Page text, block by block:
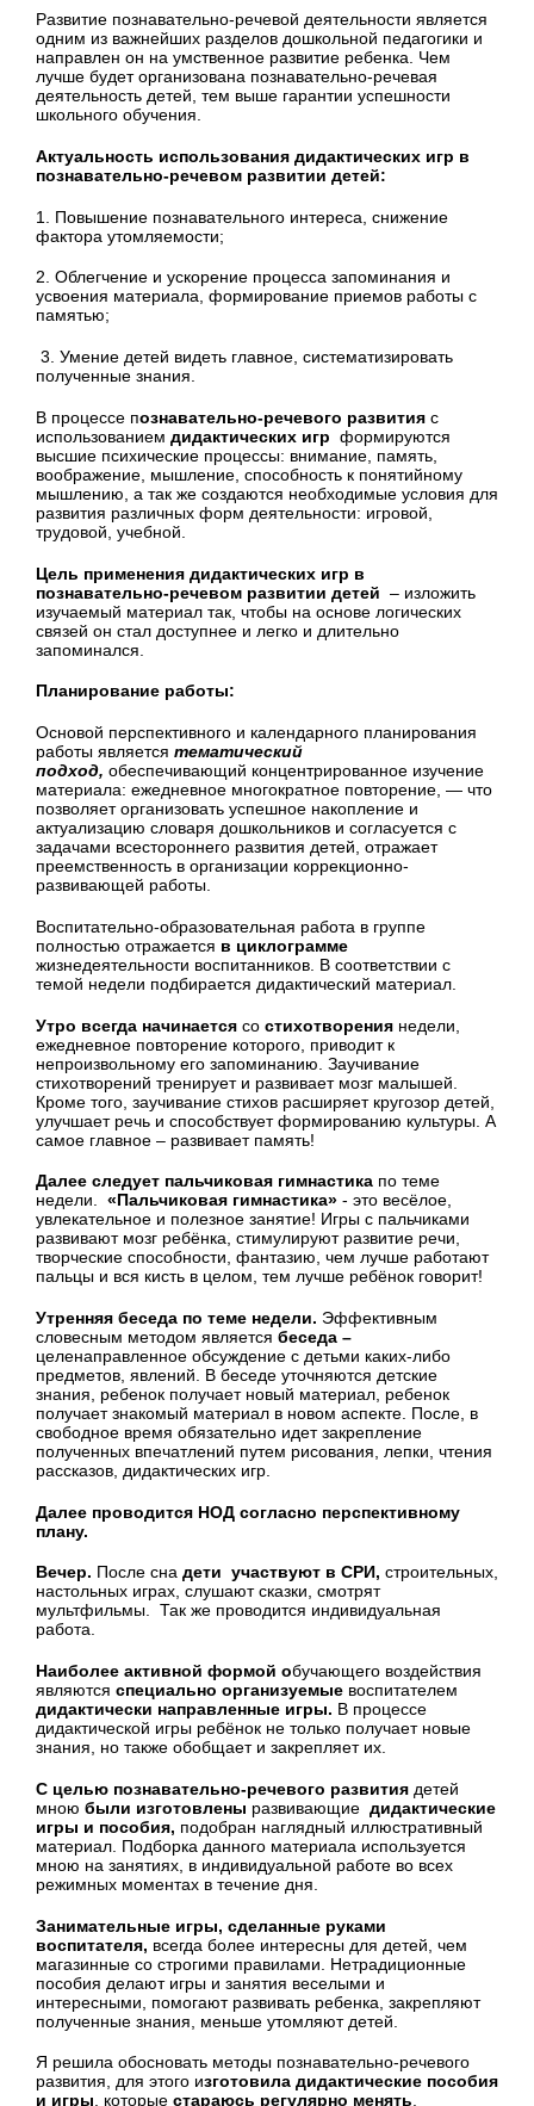
Развитие познавательно-речевой деятельности является
одним из важнейших разделов дошкольной педагогики и
направлен он на умственное развитие ребенка. Чем
лучше будет организована познавательно-речевая
деятельность детей, тем выше гарантии успешности
школьного обучения.
Актуальность использования дидактических игр в
познавательно-речевом развитии детей:
1. Повышение познавательного интереса, снижение
фактора утомляемости;
2. Облегчение и ускорение процесса запоминания и
усвоения материала, формирование приемов работы с
памятью;
3. Умение детей видеть главное, систематизировать
полученные знания.
В процессе познавательно-речевого развития с
использованием дидактических игр формируются
высшие психические процессы: внимание, память,
воображение, мышление, способность к понятийному
мышлению, а так же создаются необходимые условия для
развития различных форм деятельности: игровой,
трудовой, учебной.
Цель применения дидактических игр в
познавательно-речевом развитии детей – изложить
изучаемый материал так, чтобы на основе логических
связей он стал доступнее и легко и длительно
запоминался.
Планирование работы:
Основой перспективного и календарного планирования
работы является тематический
подход, обеспечивающий концентрированное изучение
материала: ежедневное многократное повторение, — что
позволяет организовать успешное накопление и
актуализацию словаря дошкольников и согласуется с
задачами всестороннего развития детей, отражает
преемственность в организации коррекционно-
развивающей работы.
Воспитательно-образовательная работа в группе
полностью отражается в циклограмме
жизнедеятельности воспитанников. В соответствии с
темой недели подбирается дидактический материал.
Утро всегда начинается со стихотворения недели,
ежедневное повторение которого, приводит к
непроизвольному его запоминанию. Заучивание
стихотворений тренирует и развивает мозг малышей.
Кроме того, заучивание стихов расширяет кругозор детей,
улучшает речь и способствует формированию культуры. А
самое главное – развивает память!
Далее следует пальчиковая гимнастика по теме
недели. «Пальчиковая гимнастика» - это весёлое,
увлекательное и полезное занятие! Игры с пальчиками
развивают мозг ребёнка, стимулируют развитие речи,
творческие способности, фантазию, чем лучше работают
пальцы и вся кисть в целом, тем лучше ребёнок говорит!
Утренняя беседа по теме недели. Эффективным
словесным методом является беседа –
целенаправленное обсуждение с детьми каких-либо
предметов, явлений. В беседе уточняются детские
знания, ребенок получает новый материал, ребенок
получает знакомый материал в новом аспекте. После, в
свободное время обязательно идет закрепление
полученных впечатлений путем рисования, лепки, чтения
рассказов, дидактических игр.
Далее проводится НОД согласно перспективному
плану.
Вечер. После сна дети участвуют в СРИ, строительных,
настольных играх, слушают сказки, смотрят
мультфильмы. Так же проводится индивидуальная
работа.
Наиболее активной формой обучающего воздействия
являются специально организуемые воспитателем
дидактически направленные игры. В процессе
дидактической игры ребёнок не только получает новые
знания, но также обобщает и закрепляет их.
С целью познавательно-речевого развития детей
мною были изготовлены развивающие дидактические
игры и пособия, подобран наглядный иллюстративный
материал. Подборка данного материала используется
мною на занятиях, в индивидуальной работе во всех
режимных моментах в течение дня.
Занимательные игры, сделанные руками
воспитателя, всегда более интересны для детей, чем
магазинные со строгими правилами. Нетрадиционные
пособия делают игры и занятия веселыми и
интересными, помогают развивать ребенка, закрепляют
полученные знания, меньше утомляют детей.
Я решила обосновать методы познавательно-речевого
развития, для этого изготовила дидактические пособия
и игры, которые стараюсь регулярно менять.